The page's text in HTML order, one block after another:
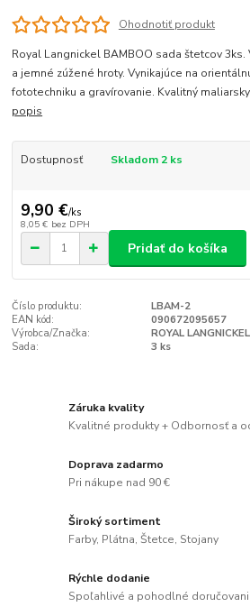
Ohodnotiť produkt
Royal Langnickel BAMBOO sada štetcov
a jemné zúžené hroty. Vynikajúce na
fototechniku a gravírovanie. Kvalitný
popis
Dostupnosť Skladom 2 ks
9,90 €/ks
8,05 € bez DPH
Pridať do košíka
Číslo produktu:
LBAM-2
EAN kód:
090672095657
Výrobca/Značka:
ROYAL LANGNICKEL
Sada:
3 ks
Záruka kvality
Kvalitné produkty + Odbornosť a
Doprava zadarmo
Pri nákupe nad 90 €
Široký sortiment
Farby, Plátna, Štetce, Stojany
Rýchle dodanie
Spoľahlivé a pohodlné